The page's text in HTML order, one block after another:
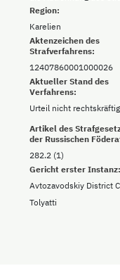
Region:
Karelien
Aktenzeichen des
Strafverfahrens:
12407860001000026
Aktueller Stand des
Verfahrens:
Urteil nicht rechtskräftig
Artikel des
der Russischen
282.2 (1)
Gericht erster Instanz:
Avtozavodskiy District
Tolyatti